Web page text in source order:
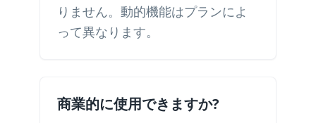
りません。動的機能はプランによ
って異なります。
商業的に使用できますか?